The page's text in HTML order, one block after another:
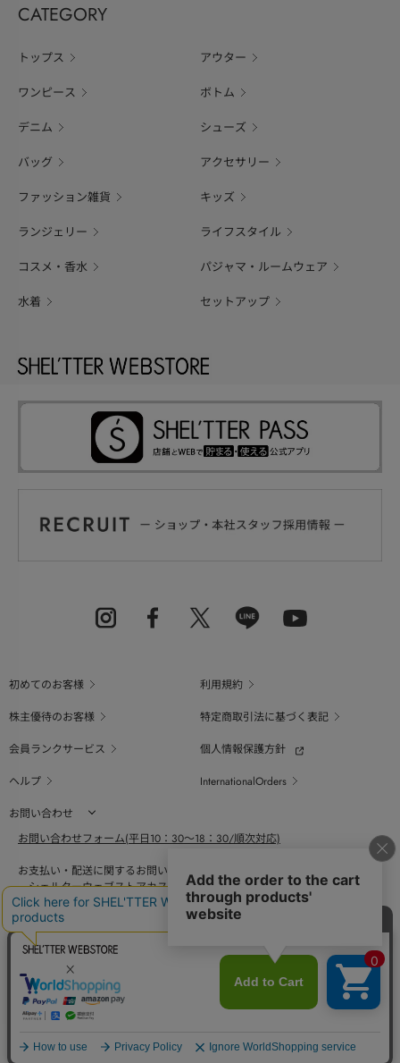
CATEGORY
トップス アウター
ワンピース ボトム
デニム シューズ
バッグ アクセサリー
ファッション雑貨 キッズ
ランジェリー ライフスタイル
コスメ・香水 パジャマ・ルームウェア
水着 セットアップ
初めてのお客様
利用規約
株主優待のお客様
特定商取引法に基づく表記
会員ランクサービス
個人情報保護方針
ヘルプ
InternationalOrders
お問い合わせ
お問い合わせフォーム(平日10：30～18：30/順次対応)
お支払い・配送に関するお問い合わせ（平日10：30～18：00）
シェルターウェブストアカスタマーセンター
0800-123-6820
商品の素材、サイズ、仕様等に関するお問い合せ（平日10：30～18：00）
バロックジャパンリミテッドコールセンター
03-6730-9191
BAROQUE JAPAN LIMITED
The SHEL'TTER TOKYO